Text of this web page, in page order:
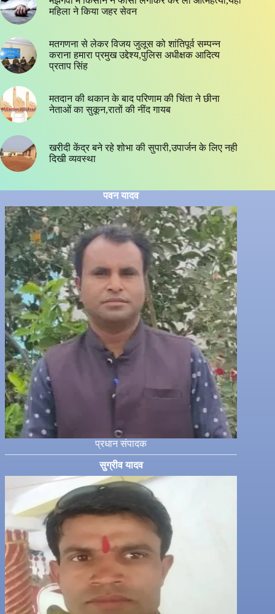
महिला ने किया जहर सेवन
मतगणना से लेकर विजय जुलूस को शांतिपूर्व सम्पन्न
कराना हमारा प्रमुख उद्देश्य,पुलिस अधीक्षक आदित्य
प्रताप सिंह
मतदान की थकान के बाद परिणाम की चिंता ने छीना
नेताओं का सुकून,रातों की नींद गायब
खरीदी केंद्र बने रहे शोभा की सुपारी,उपार्जन के लिए नही
दिखी व्यवस्था
पवन यादव
प्रधान संपादक
सुग्रीव यादव